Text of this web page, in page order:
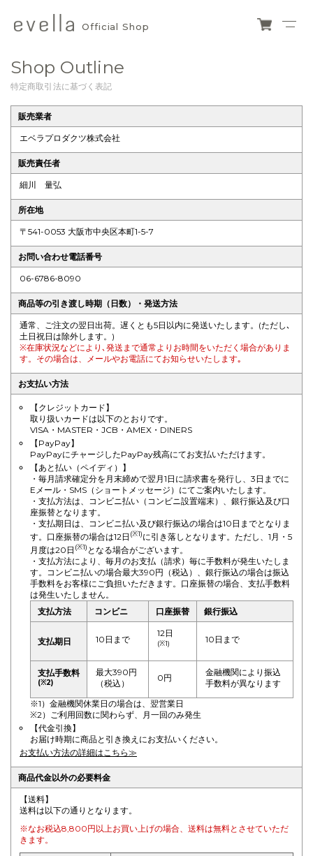
official
shop
Official Shop
Shop Outline
特定商取引法に基づく表記
販売業者
エベラプロダクツ株式会社
販売責任者
細川 量弘
所在地
〒541-0053 大阪市中央区本町1-5-7
お問い合わせ電話番号
06-6786-8090
商品等の引き渡し時期（日数）・発送方法
通常、ご注文の翌日出荷。遅くとも5日以内に発送いたします。(ただし､
土日祝日は除外します。)
※在庫状況などにより､発送まで通常よりお時間をいただく場合がありま
す。その場合は、メールやお電話にてお知らせいたします｡
お支払い方法
【クレジットカード】
取り扱いカードは以下のとおりです。
VISA・MASTER・JCB・AMEX・DINERS
【PayPay】
PayPayにチャージしたPayPay残高にてお支払いただけます。
【あと払い（ペイディ）】
・毎月請求確定分を月末締めで翌月1日に請求書を発行し、3日までに
Eメール・SMS（ショートメッセージ）にてご案内いたします。
・支払方法は、コンビニ払い（コンビニ設置端末）、銀行振込及び口
座振替となります。
・支払期日は、コンビニ払い及び銀行振込の場合は10日までとなりま
す。口座振替の場合は12日 (※1)に引き落しとなります。ただし、1月・5
月度は20日 (※1) となる場合がございます。
・支払方法により、毎月のお支払（請求）毎に手数料が発生いたしま
す。コンビニ払いの場合最大390円（税込）、銀行振込の場合は振込
手数料をお客様にご負担いただきます。口座振替の場合、支払手数料
は発生いたしません。
支払方法
コンビニ 口座振替 銀行振込
支払期日 10日まで
12日
(※1) 10日まで
支払手数料
(※2)
最大390円
（税込）
0円
金融機関により振込
手数料が異なります
※1）金融機関休業日の場合は、翌営業日
※2）ご利用回数に関わらず、月一回のみ発生
【代金引換】
お届け時期に商品と引き換えにお支払いください。
お支払い方法の詳細はこちら≫
商品代金以外の必要料金
【送料】
送料は以下の通りとなります。
※なお税込8,800円以上お買い上げの場合、送料は無料とさせていただ
きます。